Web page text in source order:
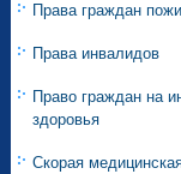
Права граждан
Права инвалидов
Право граждан на
здоровья
Скорая